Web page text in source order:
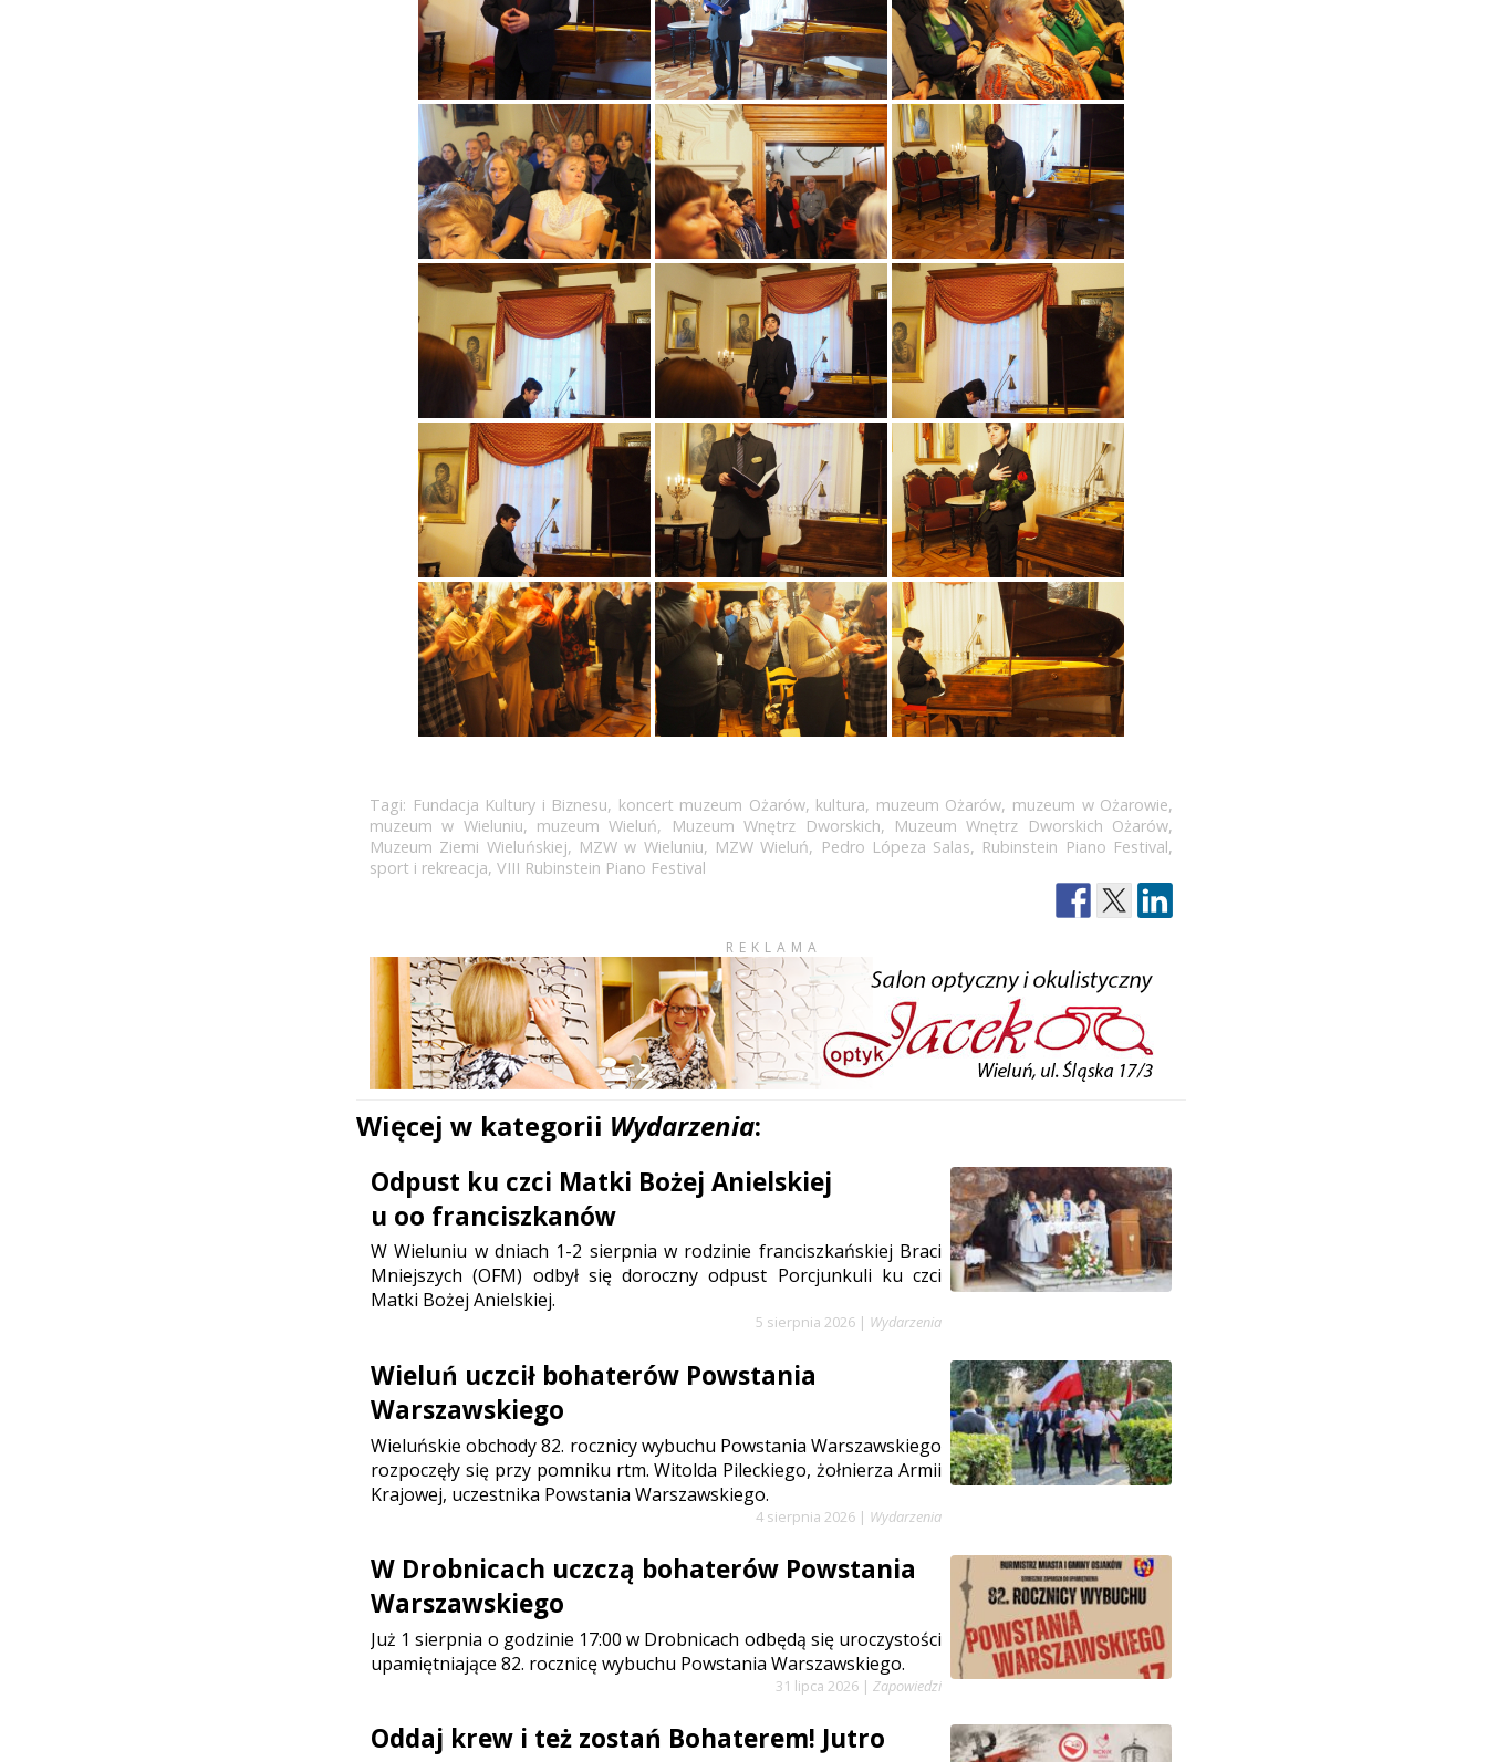
Tagi: Fundacja Kultury i Biznesu, koncert muzeum Ożarów, kultura, muzeum Ożarów, muzeum w Ożarowie,
muzeum w Wieluniu, muzeum Wieluń, Muzeum Wnętrz Dworskich, Muzeum Wnętrz Dworskich Ożarów,
Muzeum Ziemi Wieluńskiej, MZW w Wieluniu, MZW Wieluń, Pedro Lópeza Salas, Rubinstein Piano Festival,
sport i rekreacja, VIII Rubinstein Piano Festival
REKLAMA
Więcej w kategorii Wydarzenia:
Odpust ku czci Matki Bożej Anielskiej
u oo franciszkanów
W Wieluniu w dniach 1-2 sierpnia w rodzinie franciszkańskiej Braci
Mniejszych (OFM) odbył się doroczny odpust Porcjunkuli ku czci
Matki Bożej Anielskiej.
5 sierpnia 2026 | Wydarzenia
Wieluń uczcił bohaterów Powstania
Warszawskiego
Wieluńskie obchody 82. rocznicy wybuchu Powstania Warszawskiego
rozpoczęły się przy pomniku rtm. Witolda Pileckiego, żołnierza Armii
Krajowej, uczestnika Powstania Warszawskiego.
4 sierpnia 2026 | Wydarzenia
W Drobnicach uczczą bohaterów Powstania
Warszawskiego
Już 1 sierpnia o godzinie 17:00 w Drobnicach odbędą się uroczystości
upamiętniające 82. rocznicę wybuchu Powstania Warszawskiego.
31 lipca 2026 | Zapowiedzi
Oddaj krew i też zostań Bohaterem! Jutro